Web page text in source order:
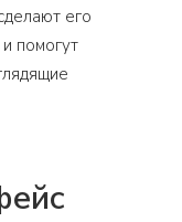
его
помогут